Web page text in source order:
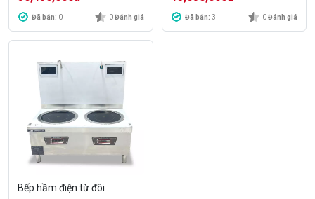
Đã bán: 0 0Đánh giá Đã bán: 3 0Đánh giá
Bếp hầm điện từ đôi